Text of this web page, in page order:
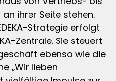
ihrer Seite stehen.
Strategie erfolgt
Zentrale. Sie steuert
ebenso wie die
„Wir lieben